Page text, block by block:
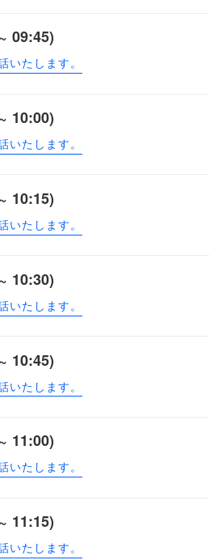
09:45)
いたします。
10:00)
いたします。
10:15)
いたします。
10:30)
いたします。
10:45)
いたします。
11:00)
いたします。
11:15)
いたします。